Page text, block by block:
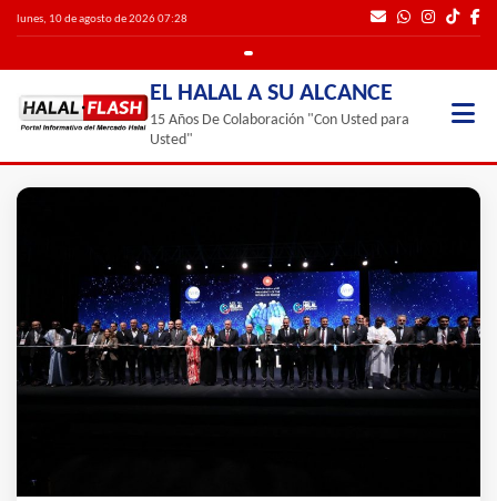
lunes, 10 de agosto de 2026 07:28
EL HALAL A SU ALCANCE
15 Años De Colaboración "Con Usted para
Usted"